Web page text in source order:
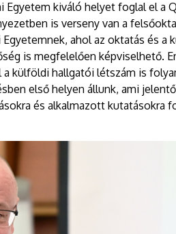
Egyetem kiváló helyet foglal el a
is verseny van a
ahol az oktatás és a
is megfelelően képviselhető.
külföldi hallgatói létszám is
első helyen állunk, ami
és alkalmazott kutatásokra